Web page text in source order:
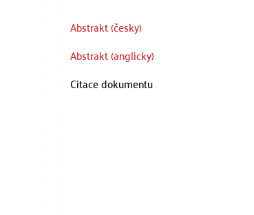
Abstrakt (česky)
Abstrakt (anglicky)
Citace dokumentu